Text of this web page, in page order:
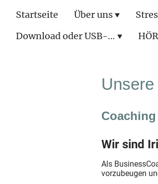
Startseite Über uns
Download oder USB-Stick
Wir sind
Als
vorzubeugen